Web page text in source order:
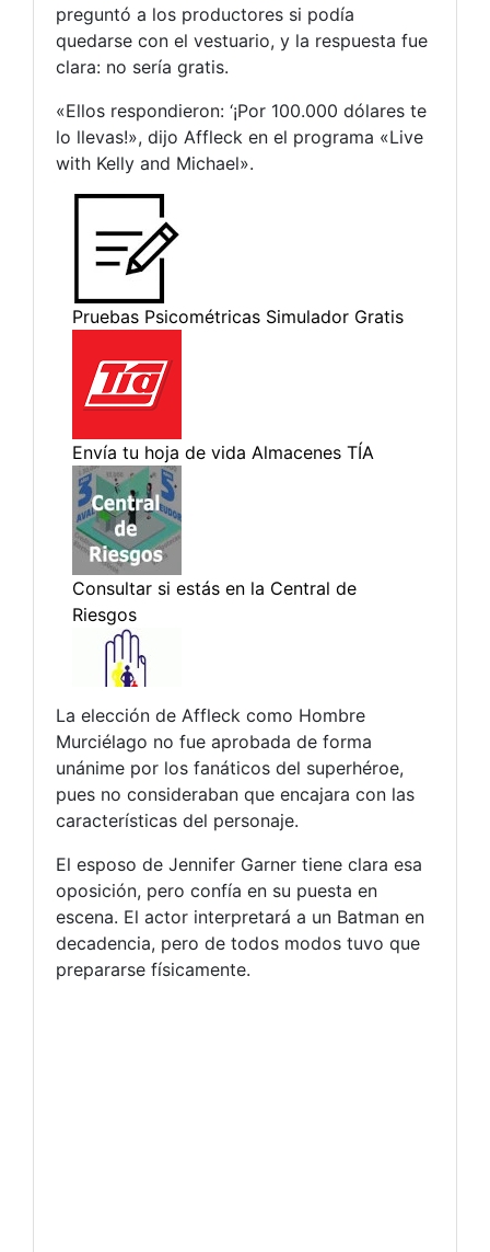
preguntó a los productores si podía
quedarse con el vestuario, y la respuesta fue
clara: no sería gratis.
«Ellos respondieron: ‘¡Por 100.000 dólares te
lo llevas!», dijo Affleck en el programa «Live
with Kelly and Michael».
La elección de Affleck como Hombre
Murciélago no fue aprobada de forma
unánime por los fanáticos del superhéroe,
pues no consideraban que encajara con las
características del personaje.
El esposo de Jennifer Garner tiene clara esa
oposición, pero confía en su puesta en
escena. El actor interpretará a un Batman en
decadencia, pero de todos modos tuvo que
prepararse físicamente.